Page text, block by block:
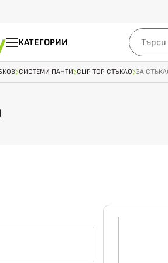
КАТЕГОРИИ
СИСТЕМИ ПАНТИ CLIP TOP СТЪКЛО ЗА